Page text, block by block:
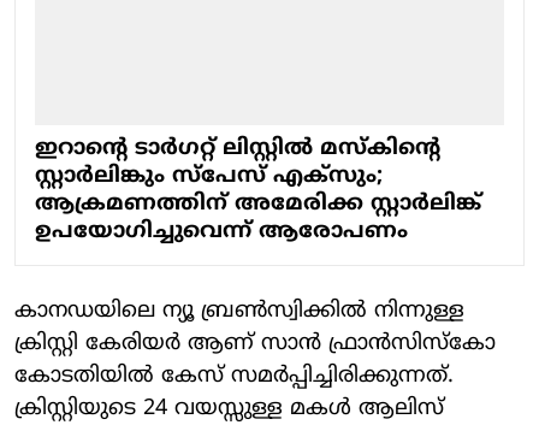
ഇറാന്റെ ടാര്‍ഗറ്റ് ലിസ്റ്റില്‍ മസ്‌കിന്റെ
സ്റ്റാര്‍ലിങ്കും സ്‌പേസ് എക്‌സും;
ആക്രമണത്തിന് അമേരിക്ക സ്റ്റാര്‍ലിങ്ക്
ഉപയോഗിച്ചുവെന്ന് ആരോപണം
കാനഡയിലെ ന്യൂ ബ്രണ്‍സ്വിക്കില്‍ നിന്നുള്ള
ക്രിസ്റ്റി കേരിയര്‍ ആണ് സാന്‍ ഫ്രാന്‍സിസ്‌കോ
കോടതിയില്‍ കേസ് സമര്‍പ്പിച്ചിരിക്കുന്നത്.
ക്രിസ്റ്റിയുടെ 24 വയസ്സുള്ള മകള്‍ ആലിസ്